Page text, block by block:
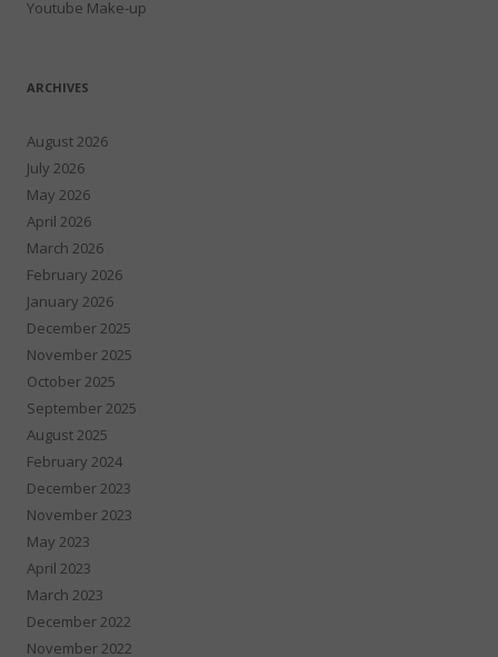
Youtube Make-up
ARCHIVES
August 2026
July 2026
May 2026
April 2026
March 2026
February 2026
January 2026
December 2025
November 2025
October 2025
September 2025
August 2025
February 2024
December 2023
November 2023
May 2023
April 2023
March 2023
December 2022
November 2022